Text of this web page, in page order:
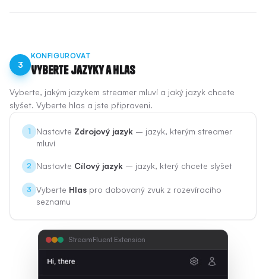
3
KONFIGUROVAT
Vyberte jazyky a hlas
Vyberte, jakým jazykem streamer mluví a jaký jazyk chcete
slyšet. Vyberte hlas a jste připraveni.
1 Nastavte Zdrojový jazyk – jazyk, kterým streamer
mluví
2 Nastavte Cílový jazyk – jazyk, který chcete slyšet
3 Vyberte Hlas pro dabovaný zvuk z rozevíracího
seznamu
StreamFluent Extension